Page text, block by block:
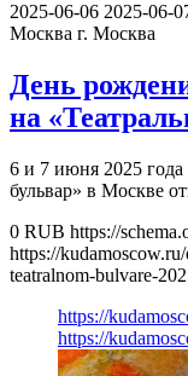
2025-06-06 2025-06-
Москва г. Москва
День
на
6 и 7 июня 2025 года
бульвар» в Москве
0 RUB https://
https://
teatralnom-bulvare-
https://
https://